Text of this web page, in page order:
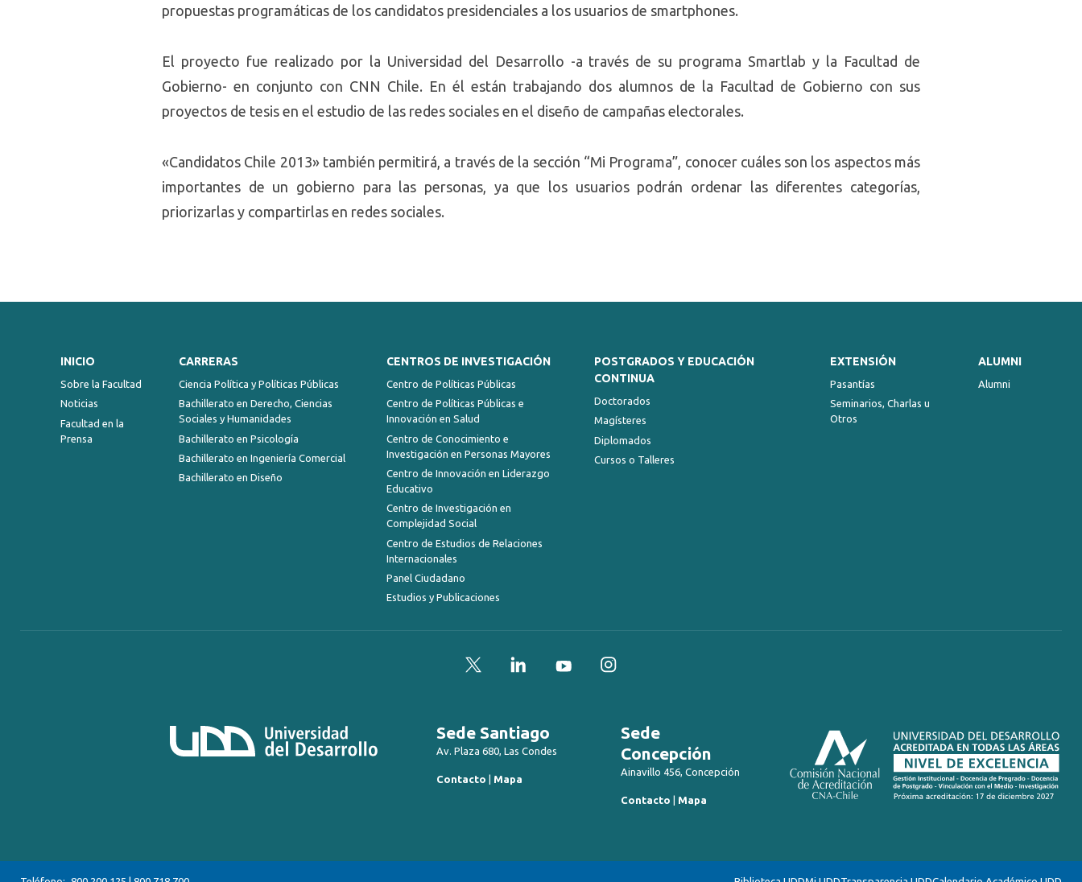
propuestas programáticas de los candidatos presidenciales a los usuarios de smartphones.
El proyecto fue realizado por la Universidad del Desarrollo -a través de su programa Smartlab y la Facultad de
Gobierno- en conjunto con CNN Chile. En él están trabajando dos alumnos de la Facultad de Gobierno con sus
proyectos de tesis en el estudio de las redes sociales en el diseño de campañas electorales.
«Candidatos Chile 2013» también permitirá, a través de la sección “Mi Programa”, conocer cuáles son los aspectos más
importantes de un gobierno para las personas, ya que los usuarios podrán ordenar las diferentes categorías,
priorizarlas y compartirlas en redes sociales.
INICIO
Sobre la Facultad
Noticias
Facultad en la
Prensa
CARRERAS
Ciencia Política y Políticas Públicas
Bachillerato en Derecho, Ciencias
Sociales y Humanidades
Bachillerato en Psicología
Bachillerato en Ingeniería Comercial
Bachillerato en Diseño
CENTROS DE INVESTIGACIÓN
Centro de Políticas Públicas
Centro de Políticas Públicas e
Innovación en Salud
Centro de Conocimiento e
Investigación en Personas Mayores
Centro de Innovación en Liderazgo
Educativo
Centro de Investigación en
Complejidad Social
Centro de Estudios de Relaciones
Internacionales
Panel Ciudadano
Estudios y Publicaciones
POSTGRADOS Y EDUCACIÓN
CONTINUA
Doctorados
Magísteres
Diplomados
Cursos o Talleres
EXTENSIÓN
Pasantías
Seminarios, Charlas u
Otros
ALUMNI
Alumni
Twitter LinkedInYouTubeInstagram
Sede Santiago
Av. Plaza 680, Las Condes
Contacto | Mapa
Sede
Concepción
Ainavillo 456, Concepción
Contacto | Mapa